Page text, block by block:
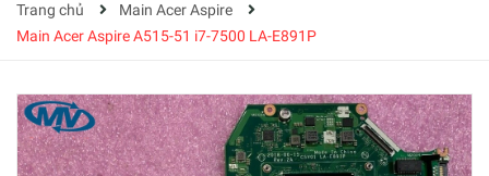
Trang chủ
Main Acer Aspire
Main Acer Aspire A515-51 i7-7500 LA-E891P